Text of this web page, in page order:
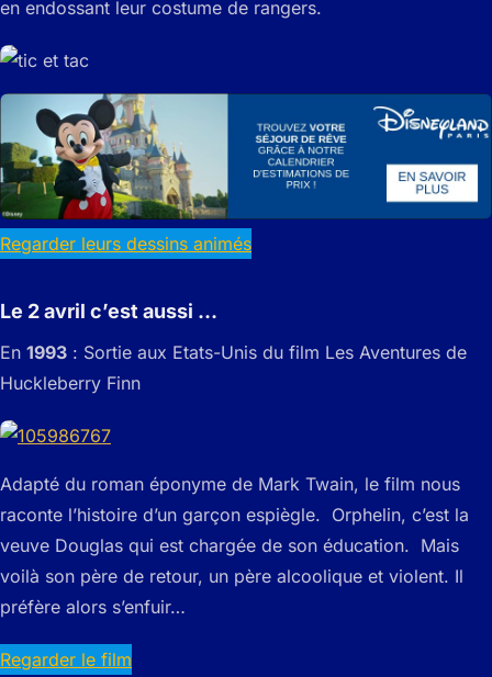
en endossant leur costume de rangers.
Regarder leurs dessins animés
Le 2 avril c’est aussi …
En 1993 : Sortie aux Etats-Unis du film Les Aventures de
Huckleberry Finn
Adapté du roman éponyme de Mark Twain, le film nous
raconte l’histoire d’un garçon espiègle. Orphelin, c’est la
veuve Douglas qui est chargée de son éducation. Mais
voilà son père de retour, un père alcoolique et violent. Il
préfère alors s’enfuir…
Regarder le film